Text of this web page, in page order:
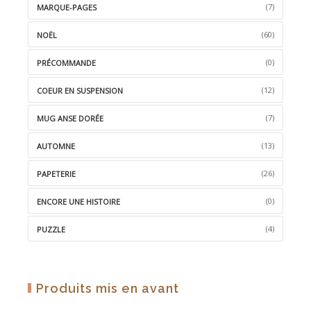
MARQUE-PAGES (7)
NOËL (60)
PRÉCOMMANDE (0)
COEUR EN SUSPENSION (12)
MUG ANSE DORÉE (7)
AUTOMNE (13)
PAPETERIE (26)
ENCORE UNE HISTOIRE (0)
PUZZLE (4)
Produits mis en avant